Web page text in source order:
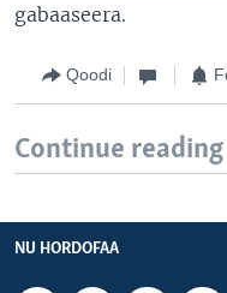
gabaaseera.
Qoodi
Continue reading
NU HORDOFAA